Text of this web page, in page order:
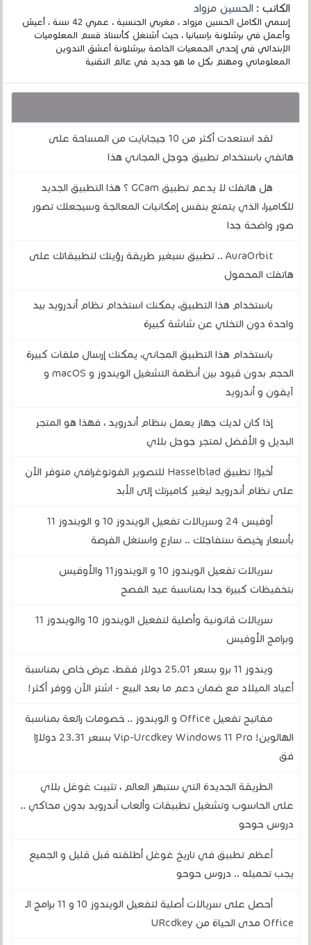
الكاتب :الحسين مزواد
إسمي الكامل الحسين مزواد ، مغربي الجنسية ، عمري 42 سنة ، أعيش
وأعمل في برشلونة بإسبانيا ، حيث أشتغل كأستاذ قسم المعلوميات
الإبتدائي في إحدى الجمعيات الخاصة ببرشلونة أعشق التدوين
المعلوماتي ومهتم بكل ما هو جديد في عالم التقنية
لقد استعدت أكثر من 10 جيجابايت من المساحة على
هاتفي باستخدام تطبيق جوجل المجاني هذا
هل هاتفك لا يدعم تطبيق GCam ؟ هذا التطبيق الجديد
للكاميرا، الذي يتمتع بنفس إمكانيات المعالجة وسيجعلك تصور
صور واضحة جدا
AuraOrbit .. تطبيق سيغير طريقة رؤيتك لتطبيقاتك على
هاتفك المحمول
باستخدام هذا التطبيق، يمكنك استخدام نظام أندرويد بيد
واحدة دون التخلي عن شاشة كبيرة
باستخدام هذا التطبيق المجاني، يمكنك إرسال ملفات كبيرة
الحجم بدون قيود بين أنظمة التشغيل الويندوز و macOS و
آيفون و أندرويد
إذا كان لديك جهاز يعمل بنظام أندرويد ، فهذا هو المتجر
البديل و الأفضل لمتجر جوجل بلاي
أخيرًا! تطبيق Hasselblad للتصوير الفوتوغرافي متوفر الآن
على نظام أندرويد ليغير كاميرتك إلى الأبد
أوفيس 24 وسريالات تفعيل الويندوز 10 و الويندوز 11
بأسعار رخيصة ستفاجئك .. سارع واستغل الفرصة
سريالات تفعيل الويندوز 10 و الويندوز11 والأوفيس
بتخفيظات كبيرة جدا بمناسبة عيد الفصح
سريالات قانونية وأصلية لتفعيل الويندوز 10 والويندوز 11
وبرامج الأوفيس
ويندوز 11 برو بسعر 25.01 دولار فقط، عرض خاص بمناسبة
أعياد الميلاد مع ضمان دعم ما بعد البيع - اشتر الآن ووفر أكثر!
مفاتيح تفعيل Office و الويندوز .. خصومات رائعة بمناسبة
الهالوين! Vip-Urcdkey Windows 11 Pro بسعر 23.31 دولارًا
فق
الطريقة الجديدة التي ستبهر العالم ، تثبيت غوغل بلاي
على الحاسوب وتشغيل تطبيقات وألعاب أندرويد بدون محاكي ..
دروس حوحو
أعظم تطبيق في تاريخ غوغل أطلقته قبل قليل و الجميع
يجب تحميله .. دروس حوحو
أحصل على سريالات أصلية لتفعيل الويندوز 10 و 11 برامج الـ
Office مدى الحياة من URcdkey